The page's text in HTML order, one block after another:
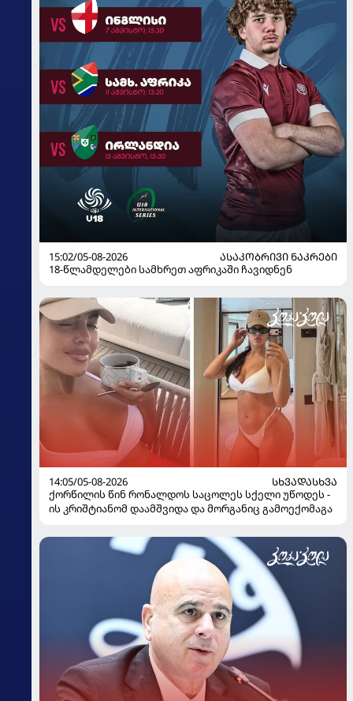
15:02/05-08-2026
ᲐᲡᲐᲙᲝᲑᲠᲘᲕᲘ ᲜᲐᲙᲠᲔᲑᲘ
18-წლამდელები სამხრეთ აფრიკაში ჩავიდნენ
14:05/05-08-2026
ᲡᲮᲕᲐᲓᲐᲡᲮᲕᲐ
ქორწილის წინ რონალდოს საცოლეს სქელი უწოდეს -
ის კრიშტიანომ დაამშვიდა და მორგანიც გამოექომაგა